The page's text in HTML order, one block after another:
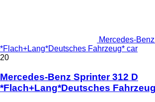
Mercedes-
*Flach+Lang*Deutsches Fahrzeug* car
20
Mercedes-Benz Sprinter 312 D
*Flach+Lang*Deutsches